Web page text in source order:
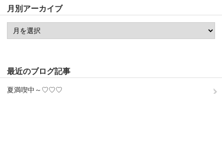
月別アーカイブ
最近のブログ記事
夏満喫中～♡♡♡